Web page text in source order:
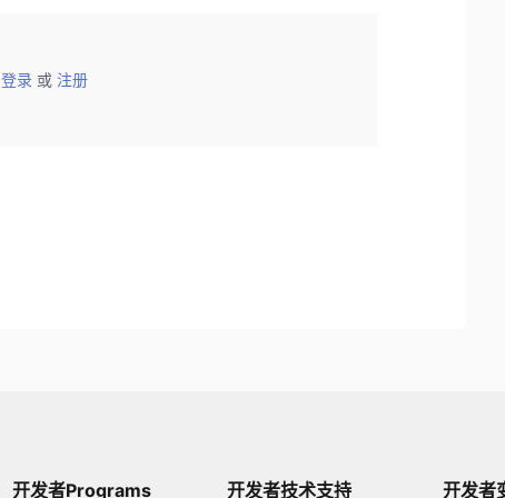
登录 或 注册
开发者Programs 开发者技术支持 开发者